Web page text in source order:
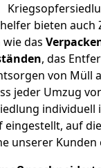
bieten auch
das
, das
von Müll
jeder Umzug
individuell
eingestellt, auf
unserer Kunden